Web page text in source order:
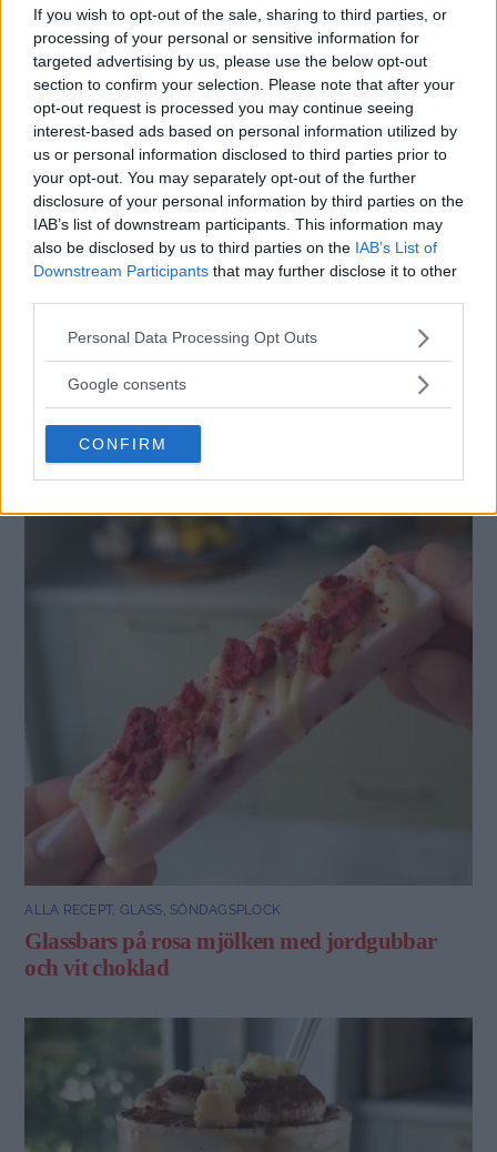
If you wish to opt-out of the sale, sharing to third parties, or
processing of your personal or sensitive information for
targeted advertising by us, please use the below opt-out
section to confirm your selection. Please note that after your
opt-out request is processed you may continue seeing
interest-based ads based on personal information utilized by
us or personal information disclosed to third parties prior to
your opt-out. You may separately opt-out of the further
disclosure of your personal information by third parties on the
IAB’s list of downstream participants. This information may
also be disclosed by us to third parties on the IAB’s List of
Downstream Participants that may further disclose it to other
Please note that this website/app uses one or more Google
not limited to your visit or usage behaviour. You may click to
use your data for below specified purposes in below Google
consent section.
Personal Data Processing Opt Outs
Google consents
CONFIRM
→
Related Posts
Chokladmousse med grekisk yoghurt och
körsbärskompott
ALLA RECEPT, GLASS, SÖNDAGSPLOCK
Glassbars på rosa mjölken med jordgubbar
och vit choklad